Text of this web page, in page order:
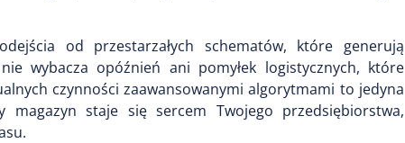
od przestarzałych schematów, które generują
wybacza opóźnień ani pomyłek logistycznych, które
czynności zaawansowanymi algorytmami to jedyna
staje się sercem Twojego przedsiębiorstwa,